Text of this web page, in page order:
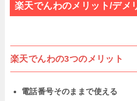
楽天でんわのメリット/デメ
楽天でんわの3つのメリット
電話番号そのままで使える